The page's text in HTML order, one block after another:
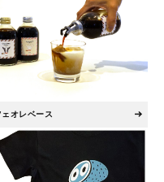
ェオレベース